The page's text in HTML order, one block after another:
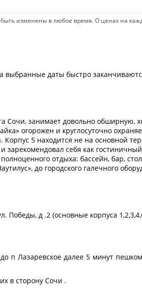
изменены в любое время. О ценах на
выбранные даты быстро
Сочи, занимает довольно
огорожен и круглосуточно
5 находится не на основной
зарекомендовал себя как
отдыха: бассейн, бар,
до городского галечного
Победы, д .2 (основные корпуса
п Лазаревское далее 5 минут
в сторону Сочи .